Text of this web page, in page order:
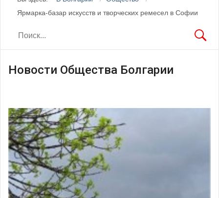
Ярмарка-базар искусств и творческих ремесел в Софии
Новости Общества Болгарии